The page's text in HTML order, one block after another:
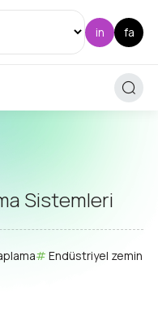
Sistemleri
Endüstriyel zemin